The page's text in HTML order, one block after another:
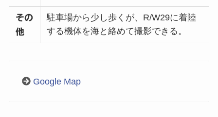
その
他
駐車場から少し歩くが、R/W29に着陸
する機体を海と絡めて撮影できる。
Google Map